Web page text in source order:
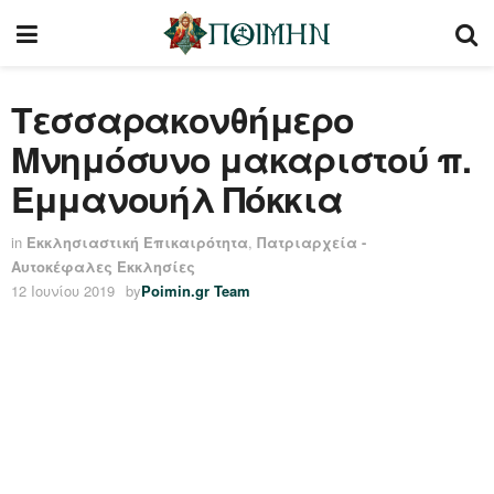
Τεσσαρακονθήμερο
Μνημόσυνο μακαριστού π.
Εμμανουήλ Πόκκια
in Εκκλησιαστική Επικαιρότητα, Πατριαρχεία -
Αυτοκέφαλες Εκκλησίες
12 Ιουνίου 2019 byPoimin.gr Team